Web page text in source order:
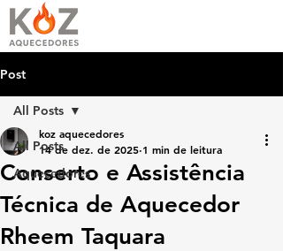
Post
All Posts
Aquecedores
All Posts
Conserto e Assistência
Técnica de Aquecedor
Rheem Taquara
koz aquecedores
14 de dez. de 2025 1 min de leitura